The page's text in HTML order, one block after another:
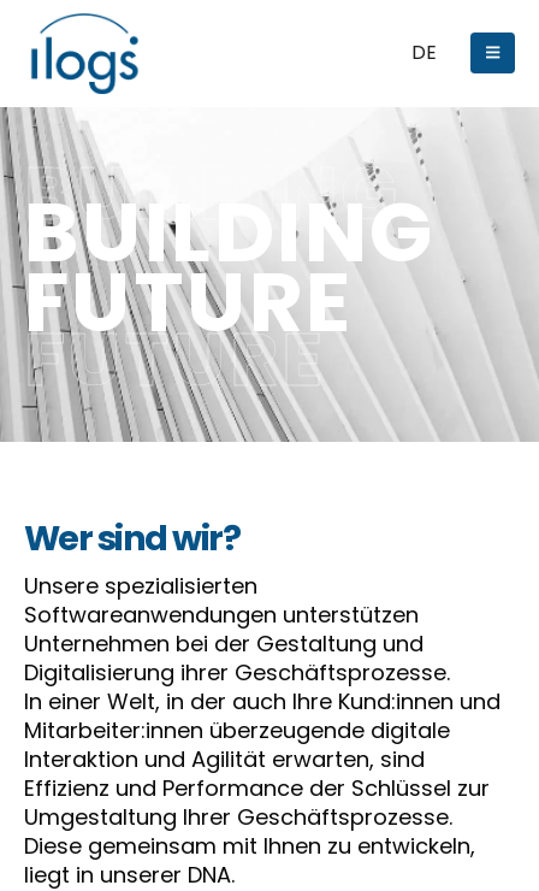
DE
BUILDING
FUTURE
BUILDING
FUTURE
Wer sind wir?
Unsere spezialisierten
Softwareanwendungen unterstützen
Unternehmen bei der Gestaltung und
Digitalisierung ihrer Geschäftsprozesse.
In einer Welt, in der auch Ihre Kund:innen und
Mitarbeiter:innen überzeugende digitale
Interaktion und Agilität erwarten, sind
Effizienz und Performance der Schlüssel zur
Umgestaltung Ihrer Geschäftsprozesse.
Diese gemeinsam mit Ihnen zu entwickeln,
liegt in unserer DNA.